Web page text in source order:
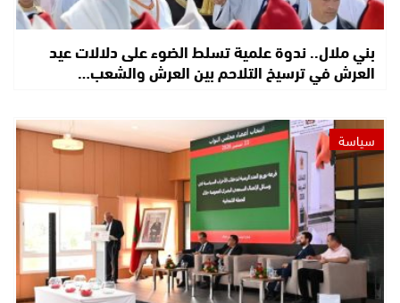
بني ملال.. ندوة علمية تسلط الضوء على دلالات عيد
العرش في ترسيخ التلاحم بين العرش والشعب…
سياسة